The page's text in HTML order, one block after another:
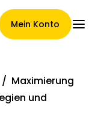
Mein Konto
/ Maximierung
und